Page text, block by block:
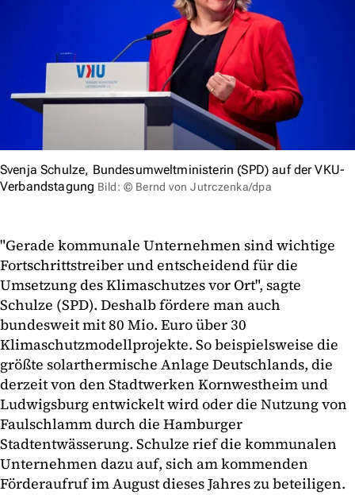
Svenja Schulze, Bundesumweltministerin (SPD) auf der VKU-
Verbandstagung Bild: © Bernd von Jutrczenka/dpa
"Gerade kommunale Unternehmen sind wichtige
Fortschrittstreiber und entscheidend für die
Umsetzung des Klimaschutzes vor Ort", sagte
Schulze (SPD). Deshalb fördere man auch
bundesweit mit 80 Mio. Euro über 30
Klimaschutzmodellprojekte. So beispielsweise die
größte solarthermische Anlage Deutschlands, die
derzeit von den Stadtwerken Kornwestheim und
Ludwigsburg entwickelt wird oder die Nutzung von
Faulschlamm durch die Hamburger
Stadtentwässerung. Schulze rief die kommunalen
Unternehmen dazu auf, sich am kommenden
Förderaufruf im August dieses Jahres zu beteiligen.